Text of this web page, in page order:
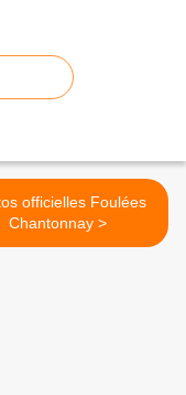
officielles Foulées
Chantonnay >